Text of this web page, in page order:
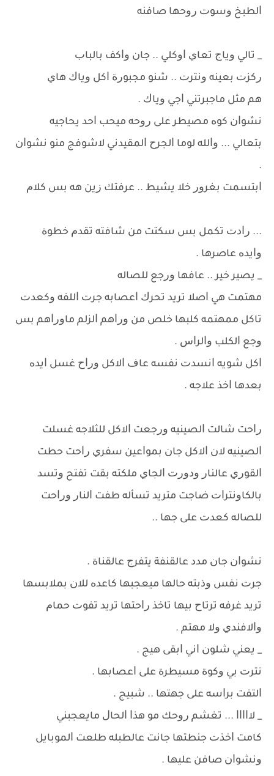
ﺍﻟﻄﺒﺦ ﻭﺳﻮﺕ ﺭﻭﺣﻬﺎ ﺻﺎﻓﻨﻪ
_ ﺗﺎﻟﻲ ﻭﻳﺎﺝ ﺗﻌﺎﻱ ﺍﻭﻛﻠﻲ .. ﺟﺎﻥ ﻭﺍﻛﻒ ﺑﺎﻟﺒﺎﺏ
ﺭﻛﺰﺕ ﺑﻌﻴﻨﻪ ﻭﻧﺘﺮﺕ .. ﺷﻨﻮ ﻣﺠﺒﻮﺭﺓ ﺍﻛﻞ ﻭﻳﺎﻙ ﻫﺎﻱ
ﻫﻢ ﻣﺜﻞ ﻣﺎﺟﺒﺮﺗﻨﻲ ﺍﺟﻲ ﻭﻳﺎﻙ .
ﻧﺸﻮﺍﻥ ﻛﻮﻩ ﻣﺼﻴﻄﺮ ﻋﻠﻰ ﺭﻭﺣﻪ ﻣﻴﺤﺐ ﺍﺣﺪ ﻳﺤﺎﺟﻴﻪ
ﺑﺘﻌﺎﻟﻲ ... ﻭﺍﻟﻠﻪ ﻟﻮﻣﺎ ﺍﻟﺠﺮﺡ ﺍﻟﻤﻘﻴﺪﻧﻲ ﻻﺷﻮﻓﺞ ﻣﻨﻮ ﻧﺸﻮﺍﻥ
.
ﺍﺑﺘﺴﻤﺖ ﺑﻐﺮﻭﺭ ﺧﻼ ﻳﺸﻴﻂ .. ﻋﺮﻓﺘﻚ ﺯﻳﻦ ﻫﻪ ﺑﺲ ﻛﻼﻡ
... ﺭﺍﺩﺕ ﺗﻜﻤﻞ ﺑﺲ ﺳﻜﺘﺖ ﻣﻦ ﺷﺎﻓﺘﻪ ﺗﻘﺪﻡ ﺧﻄﻮﺓ
ﻭﺍﻳﺪﻩ ﻋﺎﺻﺮﻫﺎ .
_ ﻳﺼﻴﺮ ﺧﻴﺮ .. ﻋﺎﻓﻬﺎ ﻭﺭﺟﻊ ﻟﻠﺼﺎﻟﻪ
ﻣﻬﺘﻤﺖ ﻫﻲ ﺍﺻﻼ ﺗﺮﻳﺪ ﺗﺤﺮﻙ ﺍﻋﺼﺎﺑﻪ ﺟﺮﺕ ﺍﻟﻠﻔﻪ ﻭﻛﻌﺪﺕ
ﺗﺎﻛﻞ ﻣﻤﻬﺘﻤﻪ ﻛﻠﺒﻬﺎ ﺧﻠﺺ ﻣﻦ ﻭﺭﺍﻫﻢ ﺍﻟﺰﻟﻢ ﻣﺎﻭﺭﺍﻫﻢ ﺑﺲ
ﻭﺟﻊ ﺍﻟﻜﻠﺐ ﻭﺍﻟﺮﺍﺱ .
ﺍﻛﻞ ﺷﻮﻳﻪ ﺍﻧﺴﺪﺕ ﻧﻔﺴﻪ ﻋﺎﻑ ﺍﻻﻛﻞ ﻭﺭﺍﺡ ﻏﺴﻞ ﺍﻳﺪﻩ
ﺑﻌﺪﻫﺎ ﺍﺧﺬ ﻋﻼﺟﻪ .
ﺭﺍﺣﺖ ﺷﺎﻟﺖ ﺍﻟﺼﻴﻨﻴﻪ ﻭﺭﺟﻌﺖ ﺍﻻﻛﻞ ﻟﻠﺜﻼﺟﻪ ﻏﺴﻠﺖ
ﺍﻟﺼﻴﻨﻴﻪ ﻻﻥ ﺍﻻﻛﻞ ﺟﺎﻥ ﺑﻤﻮﺍﻋﻴﻦ ﺳﻔﺮﻱ ﺭﺍﺣﺖ ﺣﻄﺖ
ﺍﻟﻘﻮﺭﻱ ﻋﺎﻟﻨﺎﺭ ﻭﺩﻭﺭﺕ ﺍﻟﺠﺎﻱ ﻣﻠﻜﺘﻪ ﺑﻘﺖ ﺗﻔﺘﺢ ﻭﺗﺴﺪ
ﺑﺎﻟﻜﺎﻭﻧﺘﺮﺍﺕ ﺿﺎﺟﺖ ﻣﺘﺮﻳﺪ ﺗﺴﺄﻟﻪ ﻃﻔﺖ ﺍﻟﻨﺎﺭ ﻭﺭﺍﺣﺖ
ﻟﻠﺼﺎﻟﻪ ﻛﻌﺪﺕ ﻋﻠﻰ ﺟﻬﺎ ..
ﻧﺸﻮﺍﻥ ﺟﺎﻥ ﻣﺪﺩ ﻋﺎﻟﻘﻨﻔﺔ ﻳﺘﻔﺮﺝ ﻋﺎﻟﻘﻨﺎﺓ .
ﺟﺮﺕ ﻧﻔﺲ ﻭﺫﺑﺘﻪ ﺣﺎﻟﻬﺎ ﻣﻴﻌﺠﺒﻬﺎ ﻛﺎﻋﺪﻩ ﻟﻼﻥ ﺑﻤﻼﺑﺴﻬﺎ
ﺗﺮﻳﺪ ﻏﺮﻓﻪ ﺗﺮﺗﺎﺡ ﺑﻴﻬﺎ ﺗﺎﺧﺬ ﺭﺍﺣﺘﻬﺎ ﺗﺮﻳﺪ ﺗﻔﻮﺕ ﺣﻤﺎﻡ
ﻭﺍﻻﻓﻨﺪﻱ ﻭﻻ ﻣﻬﺘﻢ .
_ ﻳﻌﻨﻲ ﺷﻠﻮﻥ ﺍﻧﻲ ﺍﺑﻘﻰ ﻫﻴﺞ .
ﻧﺘﺮﺕ ﺑﻲ ﻭﻛﻮﺓ ﻣﺴﻴﻄﺮﺓ ﻋﻠﻰ ﺍﻋﺼﺎﺑﻬﺎ .
ﺍﻟﺘﻔﺖ ﺑﺮﺍﺳﻪ ﻋﻠﻰ ﺟﻬﺘﻬﺎ .. ﺷﺒﻴﺞ .
_ ﻻﺍﺍﺍﺍ ... ﺗﻐﺸﻢ ﺭﻭﺣﻚ ﻣﻮ ﻫﺬﺍ ﺍﻟﺤﺎﻝ ﻣﺎﻳﻌﺠﺒﻨﻲ
ﻛﺎﻣﺖ ﺍﺧﺬﺕ ﺟﻨﻄﺘﻬﺎ ﺟﺎﻧﺖ ﻋﺎﻟﻄﺒﻠﻪ ﻃﻠﻌﺖ ﺍﻟﻤﻮﺑﺎﻳﻞ
ﻭﻧﺸﻮﺍﻥ ﺻﺎﻓﻦ ﻋﻠﻴﻬﺎ .